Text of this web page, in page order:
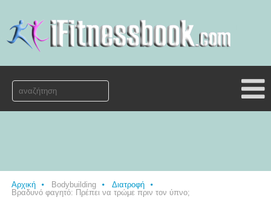
Αρχική Bodybuilding
Διατροφή
Βραδυνό φαγητό: Πρέπει να τρώμε πριν τον ύπνο;